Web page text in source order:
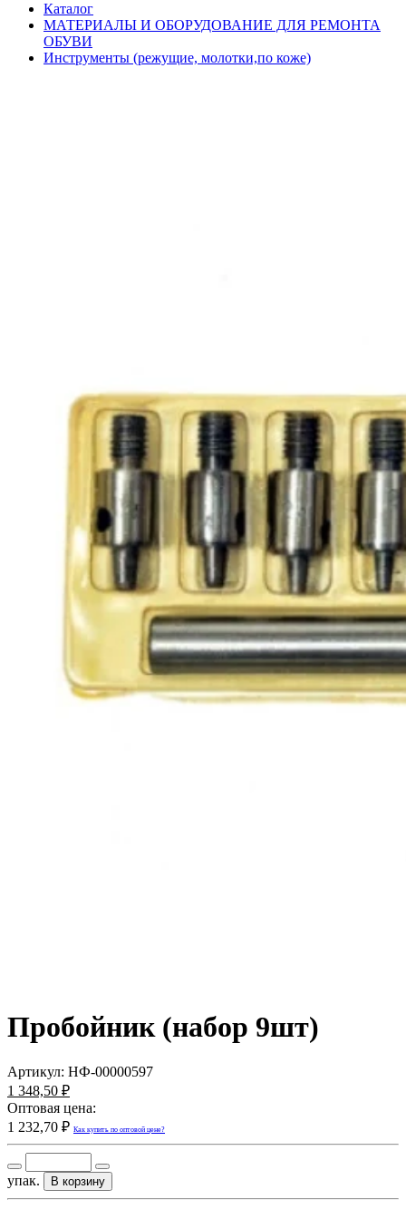
Каталог
МАТЕРИАЛЫ И ОБОРУДОВАНИЕ ДЛЯ РЕМОНТА
ОБУВИ
Инструменты (режущие, молотки,по коже)
Пробойник (набор 9шт)
Артикул: НФ-00000597
1 348,50 ₽
Оптовая цена:
1 232,70 ₽ Как купить по оптовой цене?
упак. В корзину